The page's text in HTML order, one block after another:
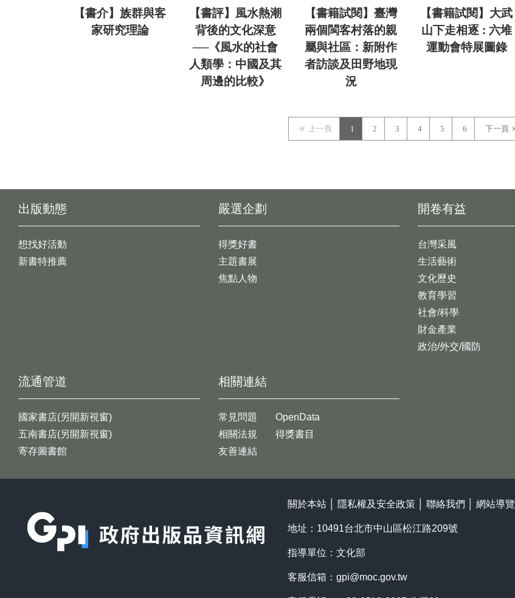
【書介】族群與客
家研究理論
【書評】風水熱潮
背後的文化深意
──《風水的社會
人類學：中國及其
周邊的比較》
【書籍試閱】臺灣
兩個閩客村落的親
屬與社區：新附作
者訪談及田野地現
況
【書籍試閱】大武
山下走相逐 : 六堆
運動會特展圖錄
上一頁 1 2 3 4 5 6 下一頁
出版動態
想找好活動
新書特推薦
開卷有益
台灣采風
生活藝術
文化歷史
教育學習
社會/科學
財金產業
政治/外交/國防
嚴選企劃
得獎好書
主題書展
焦點人物
流通管道
國家書店(另開新視窗)
五南書店(另開新視窗)
寄存圖書館
相關連結
常見問題
相關法規
友善連結
OpenData
得獎書目
關於本站 隱私權及安全政策 聯絡我們 網站導覽
地址：10491台北市中山區松江路209號
指導單位：文化部
客服信箱： gpi@moc.gov.tw